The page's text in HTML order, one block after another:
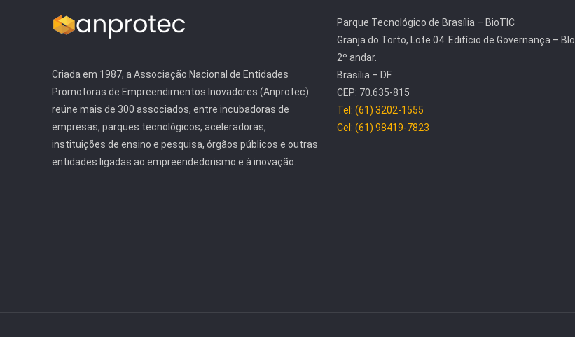
Criada em 1987, a Associação Nacional de Entidades
Promotoras de Empreendimentos Inovadores (Anprotec)
reúne mais de 300 associados, entre incubadoras de
empresas, parques tecnológicos, aceleradoras,
instituições de ensino e pesquisa, órgãos públicos e outras
entidades ligadas ao empreendedorismo e à inovação.
Parque Tecnológico de Brasília – BioTIC
Granja do Torto, Lote 04. Edifício de Governança –
2º andar.
Brasília – DF
CEP: 70.635-815
Tel: (61) 3202-1555
Cel: (61) 98419-7823